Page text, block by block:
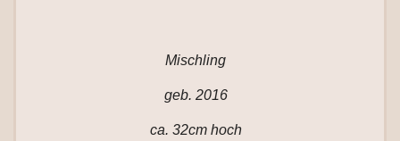
Mischling
geb. 2016
ca. 32cm hoch